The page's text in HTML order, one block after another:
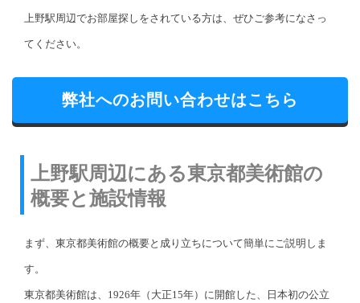
上野駅周辺でお部屋探しをされている方は、ぜひご参考になさっ
てください。
弊社へのお問い合わせはこちら
上野駅周辺にある東京都美術館の
概要と施設情報
まず、東京都美術館の概要と成り立ちについて簡単にご説明しま
す。
東京都美術館は、1926年（大正15年）に開館した、日本初の公立